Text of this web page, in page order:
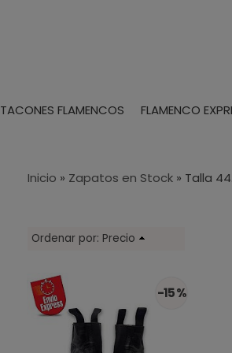
TACONES FLAMENCOS FLAMENCO
Inicio » Zapatos en Stock» Talla
Ordenar por: Precio
-15 %